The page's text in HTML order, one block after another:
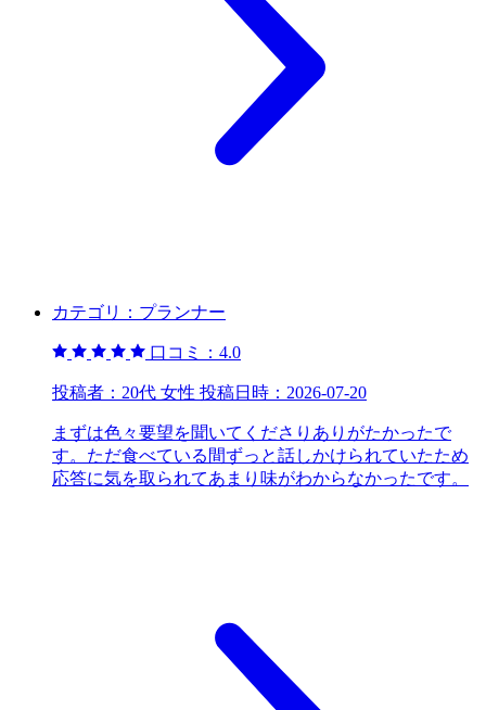
カテゴリ： プランナー
口コミ： 4.0
投稿者： 20代 女性 投稿日時： 2026-07-20
まずは色々要望を聞いてくださりありがたかったで
す。ただ食べている間ずっと話しかけられていたため
応答に気を取られてあまり味がわからなかったです。